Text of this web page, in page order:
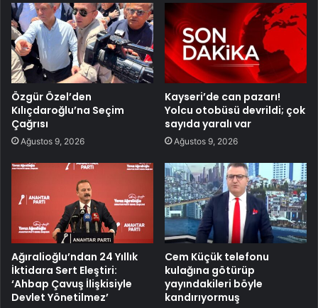
Özgür Özel’den
Kılıçdaroğlu’na Seçim
Çağrısı
Ağustos 9, 2026
Kayseri’de can pazarı!
Yolcu otobüsü devrildi; çok
sayıda yaralı var
Ağustos 9, 2026
Ağıralioğlu’ndan 24 Yıllık
İktidara Sert Eleştiri:
‘Ahbap Çavuş İlişkisiyle
Devlet Yönetilmez’
Cem Küçük telefonu
kulağına götürüp
yayındakileri böyle
kandırıyormuş